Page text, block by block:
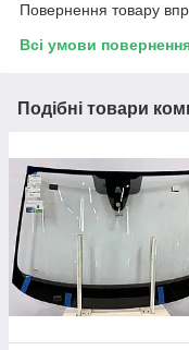
Повернення товару
Всі умови
Подібні товари